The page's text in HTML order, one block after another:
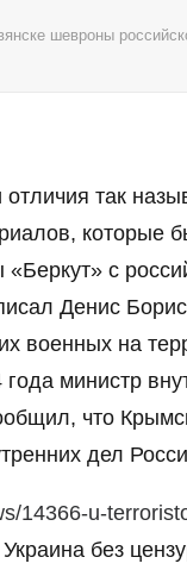
шевроны
отличия так
которые
с
Денис
военных на
министр
что
дел
14366-u-
без